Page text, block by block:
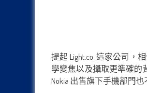
提起 Light.co. 這家公司，
學變焦以及攝取更準確的
Nokia 出售旗下手機部門也